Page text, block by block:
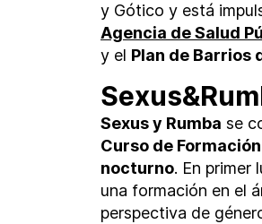
y Gótico y está
Agencia de Salud
y el Plan de Barrios
Sexus y Rumba se
Curso de
nocturno. En primer
una formación en el
perspectiva de